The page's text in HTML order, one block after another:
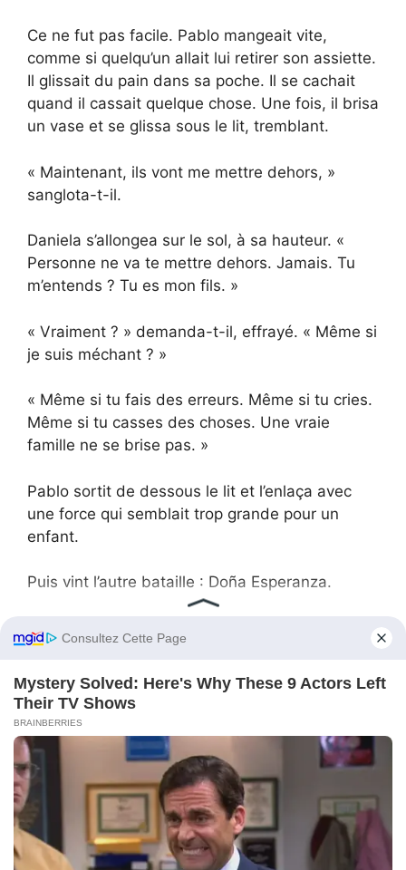
Ce ne fut pas facile. Pablo mangeait vite,
comme si quelqu’un allait lui retirer son assiette.
Il glissait du pain dans sa poche. Il se cachait
quand il cassait quelque chose. Une fois, il brisa
un vase et se glissa sous le lit, tremblant.
« Maintenant, ils vont me mettre dehors, »
sanglota-t-il.
Daniela s’allongea sur le sol, à sa hauteur. «
Personne ne va te mettre dehors. Jamais. Tu
m’entends ? Tu es mon fils. »
« Vraiment ? » demanda-t-il, effrayé. « Même si
je suis méchant ? »
« Même si tu fais des erreurs. Même si tu cries.
Même si tu casses des choses. Une vraie
famille ne se brise pas. »
Pablo sortit de dessous le lit et l’enlaça avec
une force qui semblait trop grande pour un
enfant.
Puis vint l’autre bataille : Doña Esperanza.
Furieuse, elle menaça de couper l’aide
financière qui couvrait l’hypothèque. Daniela eut
la tête qui tournait en réalisant qu’une partie de
sa « stabilité » venait de cette main contrôlante.
Mais elle regarda les enfants — Mateo
accroché à Pablo comme une ombre heureuse
— et sut quoi faire.
« On s’en sortira, » dit-elle. « On travaillera plus,
on vivra dans une maison plus petite. Mais on
ne les abandonnera plus jamais. »